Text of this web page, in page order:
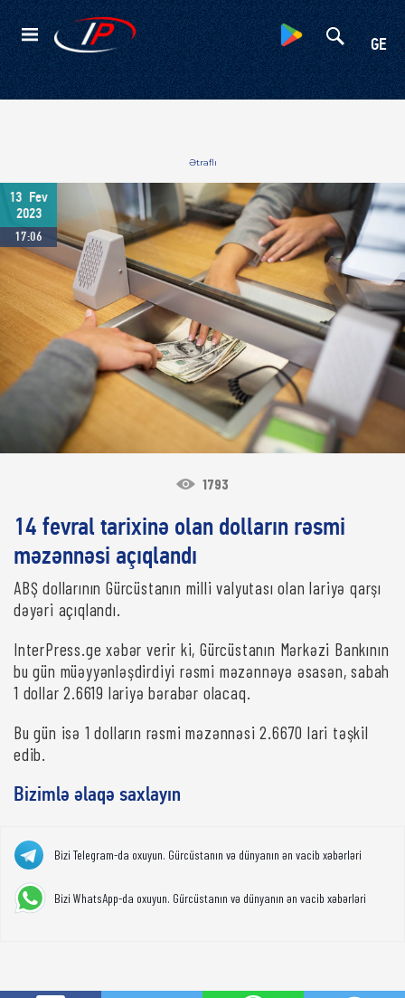
GE
Kateqoriyalar
Ətraflı
13
Fev
2023
17:06
1793
14 fevral tarixinə olan dolların rəsmi
məzənnəsi açıqlandı
ABŞ dollarının Gürcüstanın milli valyutası olan lariyə qarşı
dəyəri açıqlandı.
InterPress.ge xəbər verir ki, Gürcüstanın Mərkəzi Bankının
bu gün müəyyənləşdirdiyi rəsmi məzənnəyə əsasən, sabah
1 dollar 2.6619 lariyə bərabər olacaq.
Bu gün isə 1 dolların rəsmi məzənnəsi 2.6670 lari təşkil
edib.
Bizimlə əlaqə saxlayın
Bizi Telegram-da oxuyun. Gürcüstanın və dünyanın ən vacib xəbərləri
Bizi WhatsApp-da oxuyun. Gürcüstanın və dünyanın ən vacib xəbərləri